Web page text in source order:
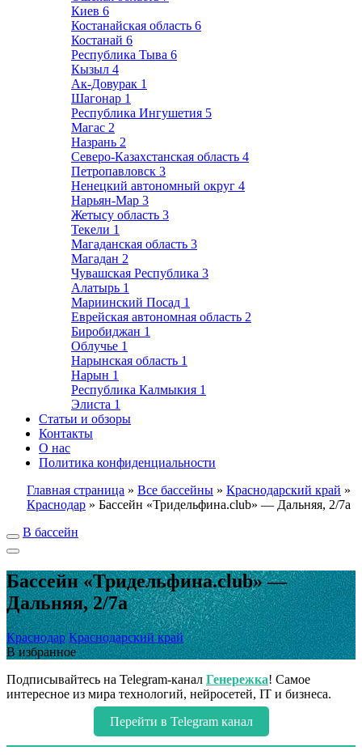
Киев 6
Костанайская область 6
Костанай 6
Республика Тыва 6
Кызыл 4
Ак-Довурак 1
Шагонар 1
Республика Ингушетия 5
Магас 2
Назрань 2
Северо-Казахстанская область 4
Петропавловск 3
Ненецкий автономный округ 4
Нарьян-Мар 3
Жетысу область 3
Текели 1
Магаданская область 3
Магадан 2
Чувашская Республика 3
Алатырь 1
Мариинский Посад 1
Еврейская автономная область 2
Биробиджан 1
Облучье 1
Нарынская область 1
Нарын 1
Республика Калмыкия 1
Элиста 1
Статьи и обзоры
Контакты
О нас
Политика конфиденциальности
Главная страница » Все бассейны » Краснодарский край »
Краснодар » Бассейн «Тридельфина.club» — Дальняя, 2/7а
В бассейн
Бассейн «Тридельфина.club» —
Дальняя, 2/7а
Краснодар Краснодарский край
В избранное
Подписывайтесь на Telegram-канал Генережка! Самое
интересное из мира технологий, нейросетей, IT и бизнеса.
Перейти в Telegram канал